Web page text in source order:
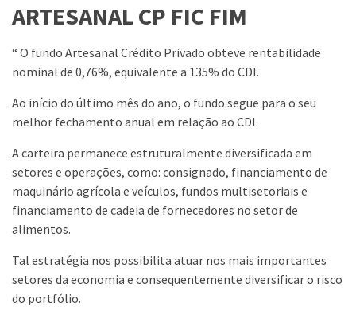
ARTESANAL CP FIC FIM
“ O fundo Artesanal Crédito Privado obteve rentabilidade
nominal de 0,76%, equivalente a 135% do CDI.
Ao início do último mês do ano, o fundo segue para o seu
melhor fechamento anual em relação ao CDI.
A carteira permanece estruturalmente diversificada em
setores e operações, como: consignado, financiamento de
maquinário agrícola e veículos, fundos multisetoriais e
financiamento de cadeia de fornecedores no setor de
alimentos.
Tal estratégia nos possibilita atuar nos mais importantes
setores da economia e consequentemente diversificar o risco
do portfólio.